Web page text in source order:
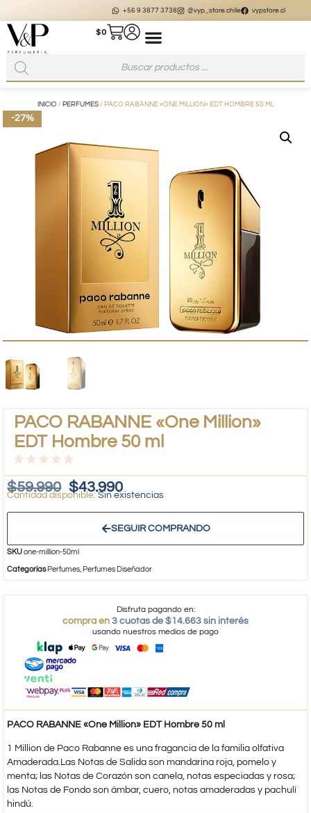
+56 9 3877 3738 @vyp_store.chile vypstore.cl
$0
INICIO / PERFUMES/ PACO RABANNE «ONE MILLION» EDT HOMBRE 50 ML
-27%
PACO RABANNE «One Million»
EDT Hombre 50 ml
$59.990 $43.990
Sin existencias
SEGUIR COMPRANDO
SKUone-million-50ml
Categorías Perfumes, Perfumes Diseñador
Disfruta pagando en:
compra en 3 cuotas de $14.663 sin interés
usando nuestros medios de pago
PACO RABANNE «One Million» EDT Hombre 50 ml
1 Million de Paco Rabanne es una fragancia de la familia olfativa
Amaderada.Las Notas de Salida son mandarina roja, pomelo y
menta; las Notas de Corazón son canela, notas especiadas y rosa;
las Notas de Fondo son ámbar, cuero, notas amaderadas y pachulí
hindú.